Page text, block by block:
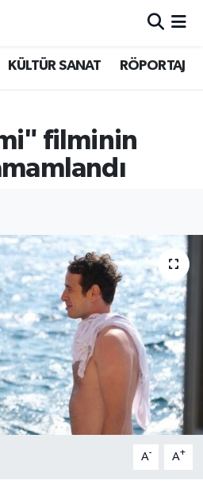
KÜLTÜR SANAT RÖPORTAJ
filminin
A- A+
Haritası
ve Fikstür